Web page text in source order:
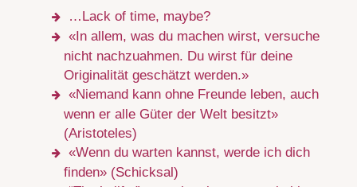
…Lack of time, maybe?
«In allem, was du machen wirst, versuche
nicht nachzuahmen. Du wirst für deine
Originalität geschätzt werden.»
«Niemand kann ohne Freunde leben, auch
wenn er alle Güter der Welt besitzt»
(Aristoteles)
«Wenn du warten kannst, werde ich dich
finden» (Schicksal)